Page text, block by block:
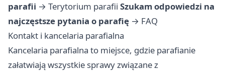
parafii → Terytorium parafii Szukam odpowiedzi na
najczęstsze pytania o parafię → FAQ
Kontakt i kancelaria parafialna
Kancelaria parafialna to miejsce, gdzie parafianie
załatwiają wszystkie sprawy związane z